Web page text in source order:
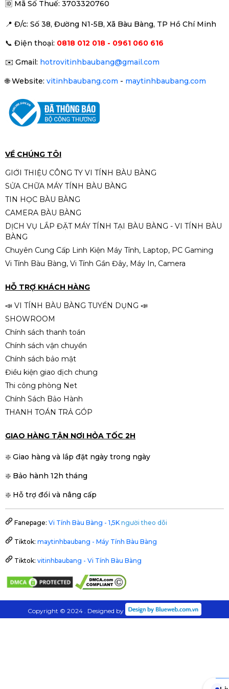
DS-2CD1327G0-LUF
🆔 Mã Số Thuế: 3703320760
📍 Đ/c: Số 38, Đường N1-5B, Xã Bàu Bàng, TP Hồ Chí Minh
📞 Điện thoại: 0818 012 018 - 0961 060 616
✉️ Gmail: hotrovitinhbaubang@gmail.com
🌐Website: vitinhbaubang.com - maytinhbaubang.com
VỀ CHÚNG TÔI
GIỚI THIỆU CÔNG TY VI TÍNH BÀU BÀNG
SỬA CHỮA MÁY TÍNH BÀU BÀNG
TIN HỌC BÀU BÀNG
CAMERA BÀU BÀNG
DỊCH VỤ LẮP ĐẶT MÁY TÍNH TẠI BÀU BÀNG - VI TÍNH BÀU
BÀNG
Chuyên Cung Cấp Linh Kiện Máy Tính, Laptop, PC Gaming
Vi Tính Bàu Bàng, Vi Tính Gần Đây, Máy In, Camera
HỖ TRỢ KHÁCH HÀNG
📣 VI TÍNH BÀU BÀNG TUYỂN DỤNG 📣
SHOWROOM
Chính sách thanh toán
Chính sách vận chuyển
Chính sách bảo mật
Điều kiện giao dịch chung
Thi công phòng Net
Chính Sách Bảo Hành
THANH TOÁN TRẢ GÓP
GIAO HÀNG TẬN NƠI HỎA TỐC 2H
❇️ Giao hàng và lắp đặt ngày trong ngày
❇️ Bảo hành 12h tháng
❇️ Hỗ trợ đổi và nâng cấp
Fanepage: Vi Tính Bàu Bàng - 1,5K người theo dõi
Tiktok: maytinhbaubang - Máy Tính Bàu Bàng
Tiktok: vitinhbaubang - Vi Tính Bàu Bàng
Copyright © 2024 . Designed by